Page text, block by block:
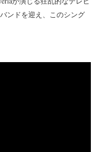
ンドを迎え、このシング